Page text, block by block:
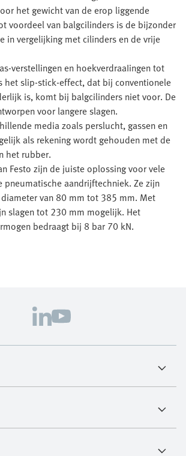
het gewicht van de erop liggende
voordeel van balgcilinders is de bijzonder
in vergelijking met cilinders en de vrije
verstellingen en hoekverdraaIingen tot
het slip-stick-effect, dat bij conventionele
is, komt bij balgcilinders niet voor. De
voor langere slagen.
media zoals perslucht, gassen en
als rekening wordt gehouden met de
het rubber.
Festo zijn de juiste oplossing voor vele
pneumatische aandrijftechniek. Ze zijn
van 80 mm tot 385 mm. Met
slagen tot 230 mm mogelijk. Het
bedraagt bij 8 bar 70 kN.